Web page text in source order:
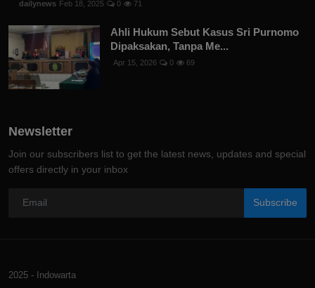
dailynews Feb 18, 2025 0 71
Ahli Hukum Sebut Kasus Sri Purnomo
Dipaksakan, Tanpa Me...
Apr 15, 2026 0 69
Newsletter
Join our subscribers list to get the latest news, updates and special
offers directly in your inbox
Subscribe
2025 - Indowarta